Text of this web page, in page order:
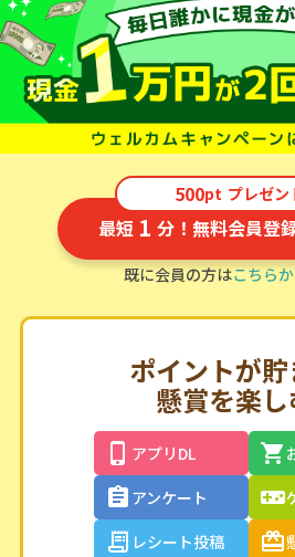
500pt プレゼン
最短 1 分！無料会員登
既に会員の方はこちら
ポイントが貯
懸賞を楽し
アプリDL
アンケート
レシート投稿